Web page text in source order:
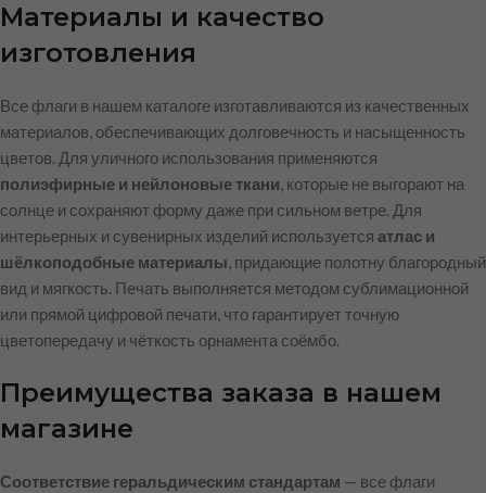
Материалы и качество
изготовления
Все флаги в нашем каталоге изготавливаются из качественных
материалов, обеспечивающих долговечность и насыщенность
цветов. Для уличного использования применяются
полиэфирные и нейлоновые ткани, которые не выгорают на
солнце и сохраняют форму даже при сильном ветре. Для
интерьерных и сувенирных изделий используется атлас и
шёлкоподобные материалы, придающие полотну благородный
вид и мягкость. Печать выполняется методом сублимационной
или прямой цифровой печати, что гарантирует точную
цветопередачу и чёткость орнамента соёмбо.
Преимущества заказа в нашем
магазине
Соответствие геральдическим стандартам — все флаги